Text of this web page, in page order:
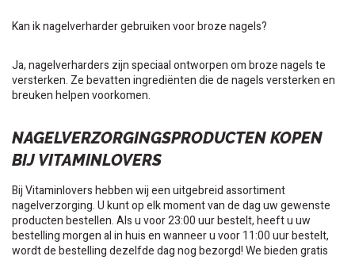
Kan ik nagelverharder gebruiken voor broze nagels?
Ja, nagelverharders zijn speciaal ontworpen om broze nagels te
versterken. Ze bevatten ingrediënten die de nagels versterken en
breuken helpen voorkomen.
NAGELVERZORGINGSPRODUCTEN KOPEN
BIJ VITAMINLOVERS
Bij Vitaminlovers hebben wij een uitgebreid assortiment
nagelverzorging. U kunt op elk moment van de dag uw gewenste
producten bestellen. Als u voor 23:00 uur bestelt, heeft u uw
bestelling morgen al in huis en wanneer u voor 11:00 uur bestelt,
wordt de bestelling dezelfde dag nog bezorgd! We bieden gratis